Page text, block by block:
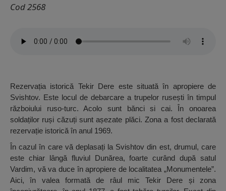
Cod 2568
Rezervația istorică Tekir Dere este situată în apropiere de
Svishtov. Este locul de debarcare a trupelor rusești în timpul
războiului ruso-turc. Acolo sunt bănci si cai. În onoarea
soldaților ruși căzuți sunt așezate plăci. Zona a fost declarată
rezervație istorică în anul 1969.
În cazul în care vă deplasați la Svishtov din est, drumul, care
este chiar lângă fluviul Dunărea, foarte curând după satul
Vardim, vă va duce în apropiere de localitatea „Monumentele”.
Aici, în valea formată de râul mic Tekir Dere și zona